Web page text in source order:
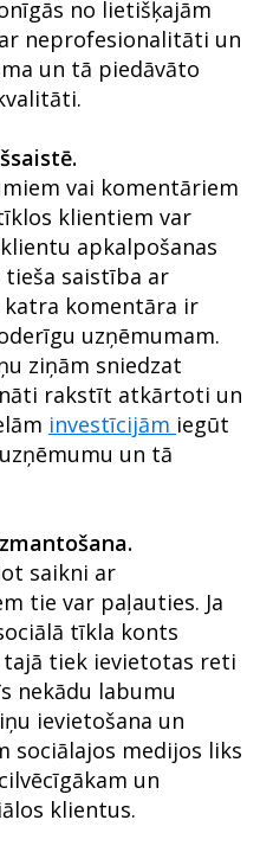
no lietišķajām
neprofesionalitāti un
un tā piedāvāto
vai komentāriem
klientiem var
apkalpošanas
tieša saistība ar
komentāra ir
uzņēmumam.
ziņām sniedzat
rakstīt atkārtoti un
investīcijām iegūt
un tā
saikni ar
tie var paļauties. Ja
tīkla konts
tajā tiek ievietotas reti
nekādu labumu
ievietošana un
sociālajos medijos liks
un
klientus.